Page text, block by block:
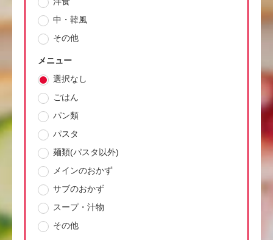
中・韓風
その他
メニュー
選択なし
ごはん
パン類
パスタ
麺類(パスタ以外)
メインのおかず
サブのおかず
スープ・汁物
その他